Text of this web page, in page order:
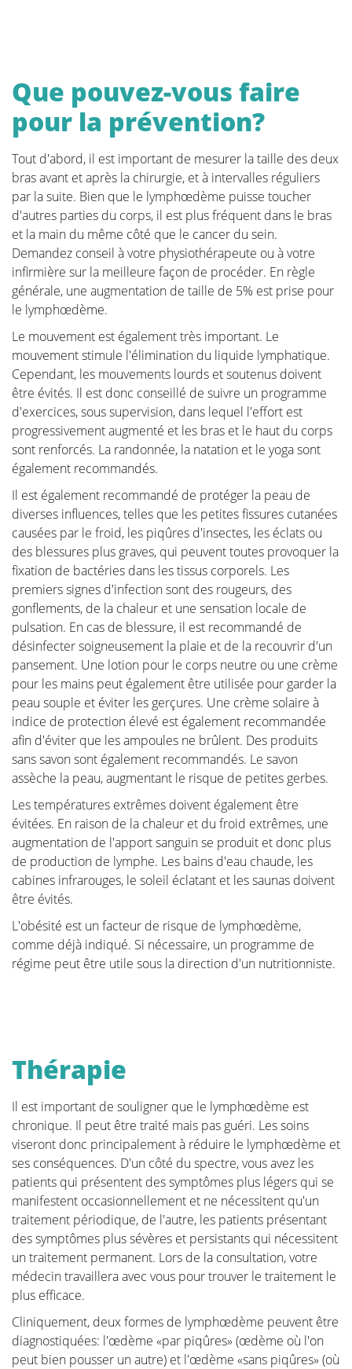
Que pouvez-vous faire
pour la prévention?
Tout d'abord, il est important de mesurer la taille des deux
bras avant et après la chirurgie, et à intervalles réguliers
par la suite. Bien que le lymphœdème puisse toucher
d'autres parties du corps, il est plus fréquent dans le bras
et la main du même côté que le cancer du sein.
Demandez conseil à votre physiothérapeute ou à votre
infirmière sur la meilleure façon de procéder. En règle
générale, une augmentation de taille de 5% est prise pour
le lymphœdème.
Le mouvement est également très important. Le
mouvement stimule l'élimination du liquide lymphatique.
Cependant, les mouvements lourds et soutenus doivent
être évités. Il est donc conseillé de suivre un programme
d'exercices, sous supervision, dans lequel l'effort est
progressivement augmenté et les bras et le haut du corps
sont renforcés. La randonnée, la natation et le yoga sont
également recommandés.
Il est également recommandé de protéger la peau de
diverses influences, telles que les petites fissures cutanées
causées par le froid, les piqûres d'insectes, les éclats ou
des blessures plus graves, qui peuvent toutes provoquer la
fixation de bactéries dans les tissus corporels. Les
premiers signes d'infection sont des rougeurs, des
gonflements, de la chaleur et une sensation locale de
pulsation. En cas de blessure, il est recommandé de
désinfecter soigneusement la plaie et de la recouvrir d'un
pansement. Une lotion pour le corps neutre ou une crème
pour les mains peut également être utilisée pour garder la
peau souple et éviter les gerçures. Une crème solaire à
indice de protection élevé est également recommandée
afin d'éviter que les ampoules ne brûlent. Des produits
sans savon sont également recommandés. Le savon
assèche la peau, augmentant le risque de petites gerbes.
Les températures extrêmes doivent également être
évitées. En raison de la chaleur et du froid extrêmes, une
augmentation de l'apport sanguin se produit et donc plus
de production de lymphe. Les bains d'eau chaude, les
cabines infrarouges, le soleil éclatant et les saunas doivent
être évités.
L'obésité est un facteur de risque de lymphœdème,
comme déjà indiqué. Si nécessaire, un programme de
régime peut être utile sous la direction d'un nutritionniste.
Thérapie
Il est important de souligner que le lymphœdème est
chronique. Il peut être traité mais pas guéri. Les soins
viseront donc principalement à réduire le lymphœdème et
ses conséquences. D'un côté du spectre, vous avez les
patients qui présentent des symptômes plus légers qui se
manifestent occasionnellement et ne nécessitent qu'un
traitement périodique, de l'autre, les patients présentant
des symptômes plus sévères et persistants qui nécessitent
un traitement permanent. Lors de la consultation, votre
médecin travaillera avec vous pour trouver le traitement le
plus efficace.
Cliniquement, deux formes de lymphœdème peuvent être
diagnostiquées: l'œdème «par piqûres» (œdème où l'on
peut bien pousser un autre) et l'œdème «sans piqûres» (où